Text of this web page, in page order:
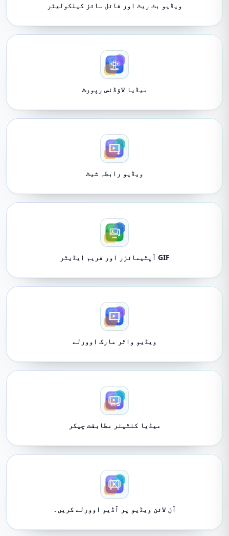
ویڈیو بٹ ریٹ اور فائل سائز کیلکولیٹر
میڈیا لاؤڈنس رپورٹ
ویڈیو رابطہ شیٹ
GIF آپٹیمائزر اور فریم ایڈیٹر
ویڈیو واٹر مارک اوورلے
میڈیا کنٹینر مطابقت چیکر
آن لائن ویڈیو پر آڈیو اوورلے کریں۔